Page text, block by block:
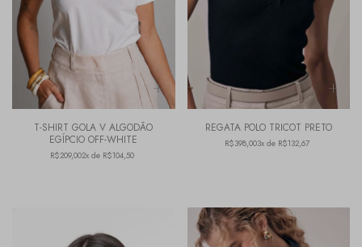
T-SHIRT GOLA V ALGODÃO
EGÍPCIO OFF-WHITE
R$209,002x de R$104,50
REGATA POLO TRICOT PRETO
R$398,003x de R$132,67